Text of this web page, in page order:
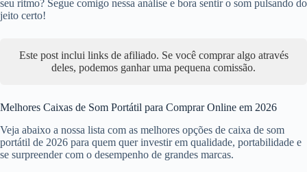
seu ritmo? Segue comigo nessa análise e bora sentir o som pulsando do
jeito certo!
Este post inclui links de afiliado. Se você comprar algo através
deles, podemos ganhar uma pequena comissão.
Melhores Caixas de Som Portátil para Comprar Online em 2026
Veja abaixo a nossa lista com as melhores opções de caixa de som
portátil de 2026 para quem quer investir em qualidade, portabilidade e
se surpreender com o desempenho de grandes marcas.